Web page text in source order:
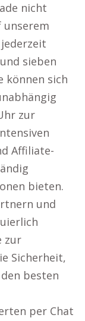
nicht
unserem
sieben
können sich
zur
Affiliate-
bieten.
und
zur
Sicherheit,
besten
per Chat